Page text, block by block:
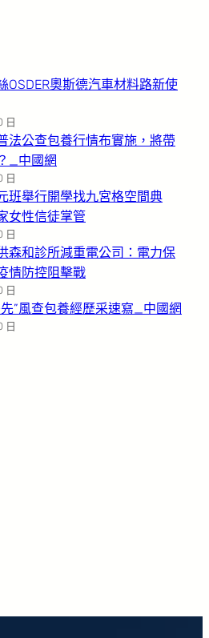
OSDER奧斯德汽車材料路新使
日
法公查包養行情布實施，將帶
_中國網
日
班舉行開學找九宮格空間典
女性信徒掌管
日
森和診所減重電公司：電力保
情防控阻擊戰
日
”風查包養經歷采速寫_中國網
日